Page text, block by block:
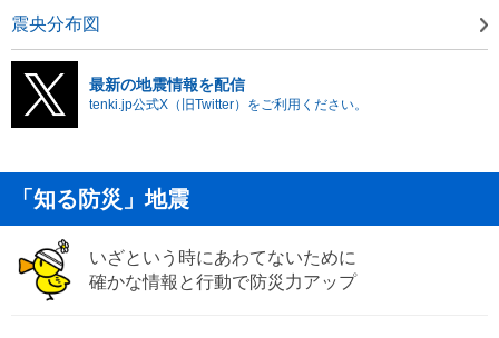
震央分布図
最新の地震情報を配信
tenki.jp公式X（旧Twitter）をご利用ください。
「知る防災」地震
いざという時にあわてないために
確かな情報と行動で防災力アップ